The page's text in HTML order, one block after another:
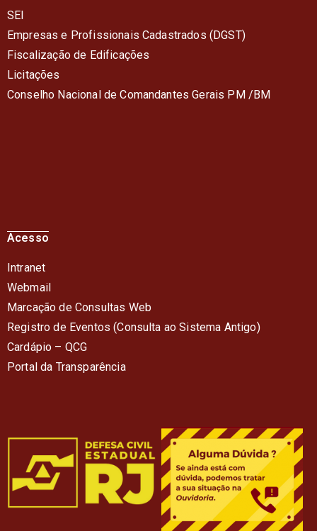
SEI
Empresas e Profissionais Cadastrados (DGST)
Fiscalização de Edificações
Licitações
Conselho Nacional de Comandantes Gerais PM /BM
Acesso
Intranet
Webmail
Marcação de Consultas Web
Registro de Eventos (Consulta ao Sistema Antigo)
Cardápio – QCG
Portal da Transparência